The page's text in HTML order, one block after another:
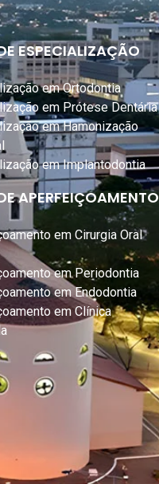
ESPECIALIZAÇÃO
em Ortodontia
em Prótese Dentária
em Hamonização
em Implantodontia
APERFEIÇOAMENTO
em Cirurgia Oral
em Periodontia
em Endodontia
em Clínica